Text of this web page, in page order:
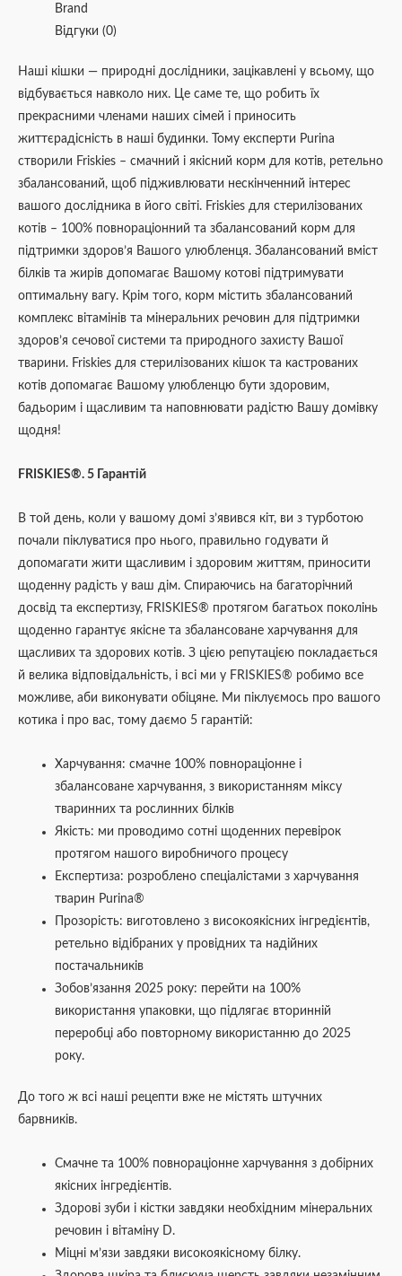
Brand
Відгуки (0)
Наші кішки — природні дослідники, зацікавлені у всьому, що
відбувається навколо них. Це саме те, що робить їх
прекрасними членами наших сімей і приносить
життєрадісність в наші будинки. Тому експерти Purina
створили Friskies – смачний і якісний корм для котів, ретельно
збалансований, щоб підживлювати нескінченний інтерес
вашого дослідника в його світі. Friskies для стерилізованих
котів – 100% повнораціонний та збалансований корм для
підтримки здоров’я Вашого улюбленця. Збалансований вміст
білків та жирів допомагає Вашому котові підтримувати
оптимальну вагу. Крім того, корм містить збалансований
комплекс вітамінів та мінеральних речовин для підтримки
здоров’я сечової системи та природного захисту Вашої
тварини. Friskies для стерилізованих кішок та кастрованих
котів допомагає Вашому улюбленцю бути здоровим,
бадьорим і щасливим та наповнювати радістю Вашу домівку
щодня!
FRISKIES®. 5 Гарантій
В той день, коли у вашому домі з’явився кіт, ви з турботою
почали піклуватися про нього, правильно годувати й
допомагати жити щасливим і здоровим життям, приносити
щоденну радість у ваш дім. Спираючись на багаторічний
досвід та експертизу, FRISKIES® протягом багатьох поколінь
щоденно гарантує якісне та збалансоване харчування для
щасливих та здорових котів. З цією репутацією покладається
й велика відповідальність, і всі ми у FRISKIES® робимо все
можливе, аби виконувати обіцяне. Ми піклуємось про вашого
котика і про вас, тому даємо 5 гарантій:
Харчування: смачне 100% повнораціонне і
збалансоване харчування, з використанням міксу
тваринних та рослинних білків
Якість: ми проводимо сотні щоденних перевірок
протягом нашого виробничого процесу
Експертиза: розроблено спеціалістами з харчування
тварин Purina®
Прозорість: виготовлено з високоякісних інгредієнтів,
ретельно відібраних у провідних та надійних
постачальників
Зобов’язання 2025 року: перейти на 100%
використання упаковки, що підлягає вторинній
переробці або повторному використанню до 2025
року.
До того ж всі наші рецепти вже не містять штучних
барвників.
Смачне та 100% повнораціонне харчування з добірних
якісних інгредієнтів.
Здорові зуби і кістки завдяки необхідним мінеральних
речовин і вітаміну D.
Міцні м’язи завдяки високоякісному білку.